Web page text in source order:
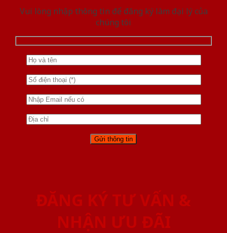
Vui lòng nhập thông tin để đăng ký làm đại lý của
chúng tôi
ĐĂNG KÝ TƯ VẤN &
NHẬN ƯU ĐÃI